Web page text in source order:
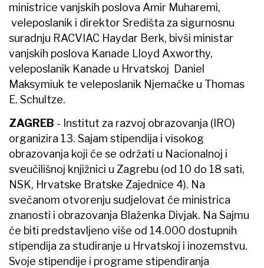
ministrice vanjskih poslova Amir Muharemi,
veleposlanik i direktor Središta za sigurnosnu
suradnju RACVIAC Haydar Berk, bivši ministar
vanjskih poslova Kanade Lloyd Axworthy,
veleposlanik Kanade u Hrvatskoj Daniel
Maksymiuk te veleposlanik Njemačke u Thomas
E. Schultze.
ZAGREB - Institut za razvoj obrazovanja (IRO)
organizira 13. Sajam stipendija i visokog
obrazovanja koji će se održati u Nacionalnoj i
sveučilišnoj knjižnici u Zagrebu (od 10 do 18 sati,
NSK, Hrvatske Bratske Zajednice 4). Na
svečanom otvorenju sudjelovat će ministrica
znanosti i obrazovanja Blaženka Divjak. Na Sajmu
će biti predstavljeno više od 14.000 dostupnih
stipendija za studiranje u Hrvatskoj i inozemstvu.
Svoje stipendije i programe stipendiranja